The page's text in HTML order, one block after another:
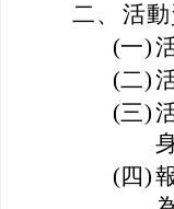
二、 活動
(一)
(二)
(三)
(四)